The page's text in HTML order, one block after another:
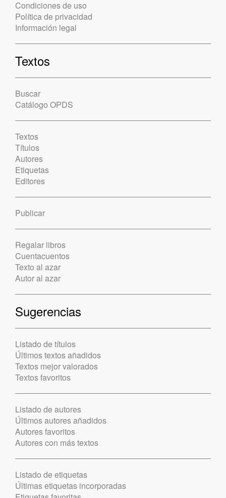
Condiciones de uso
Política de privacidad
Información legal
Textos
Buscar
Catálogo OPDS
Textos
Títulos
Autores
Etiquetas
Editores
Publicar
Regalar libros
Cuentacuentos
Texto al azar
Autor al azar
Sugerencias
Listado de títulos
Últimos textos añadidos
Textos mejor valorados
Textos favoritos
Listado de autores
Últimos autores añadidos
Autores favoritos
Autores con más textos
Listado de etiquetas
Últimas etiquetas incorporadas